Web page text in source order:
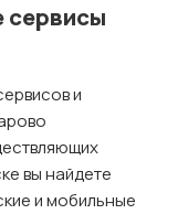
сервисы
и
вы найдете
и мобильные